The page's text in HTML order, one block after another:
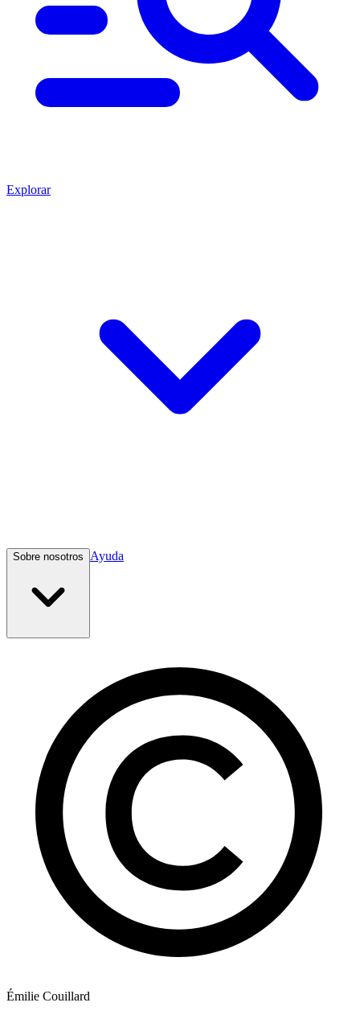
Explorar
Sobre nosotros Ayuda
Émilie Couillard